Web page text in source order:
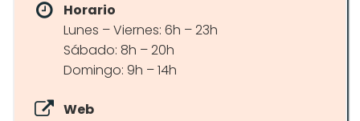
Horario
Lunes – Viernes: 6h – 23h
Sábado: 8h – 20h
Domingo: 9h – 14h
Web